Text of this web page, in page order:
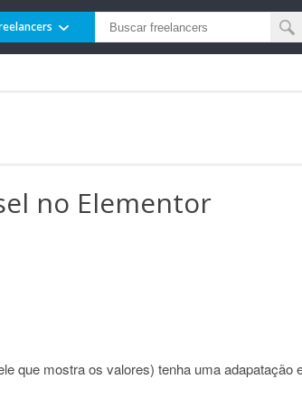
no Elementor
que mostra os valores) tenha uma adapatação